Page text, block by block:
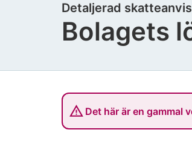
Bolagets
Detaljerad
Det här är en gammal